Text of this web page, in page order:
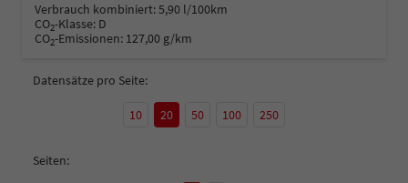
Verbrauch kombiniert:5,90 l/100km
CO2-Klasse: D
CO2-Emissionen: 127,00 g/km
Datensätze pro Seite:
10 20 50 100 250
Seiten: